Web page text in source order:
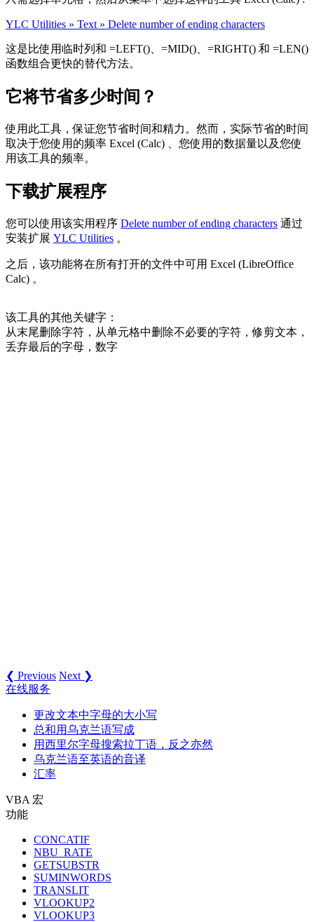
YLC Utilities » Text » Delete number of ending characters
这是比使用临时列和 =LEFT()、=MID()、=RIGHT() 和 =LEN()
函数组合更快的替代方法。
它将节省多少时间？
使用此工具，保证您节省时间和精力。然而，实际节省的时间
取决于您使用的频率 Excel (Calc) 、您使用的数据量以及您使
用该工具的频率。
下载扩展程序
您可以使用该实用程序 Delete number of ending characters 通过
安装扩展 YLC Utilities 。
之后，该功能将在所有打开的文件中可用 Excel (LibreOffice
Calc) 。
该工具的其他关键字：
从末尾删除字符，从单元格中删除不必要的字符，修剪文本，
丢弃最后的字母，数字
❮ Previous Next ❯
在线服务
更改文本中字母的大小写
总和用乌克兰语写成
用西里尔字母搜索拉丁语，反之亦然
乌克兰语至英语的音译
汇率
VBA 宏
功能
CONCATIF
NBU_RATE
GETSUBSTR
SUMINWORDS
TRANSLIT
VLOOKUP2
VLOOKUP3